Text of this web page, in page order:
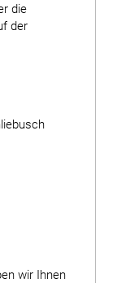
die
der
wir Ihnen